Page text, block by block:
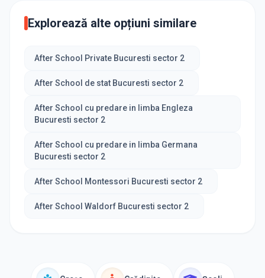
Explorează alte opțiuni similare
After School Private Bucuresti sector 2
After School de stat Bucuresti sector 2
After School cu predare in limba Engleza
Bucuresti sector 2
After School cu predare in limba Germana
Bucuresti sector 2
After School Montessori Bucuresti sector 2
After School Waldorf Bucuresti sector 2